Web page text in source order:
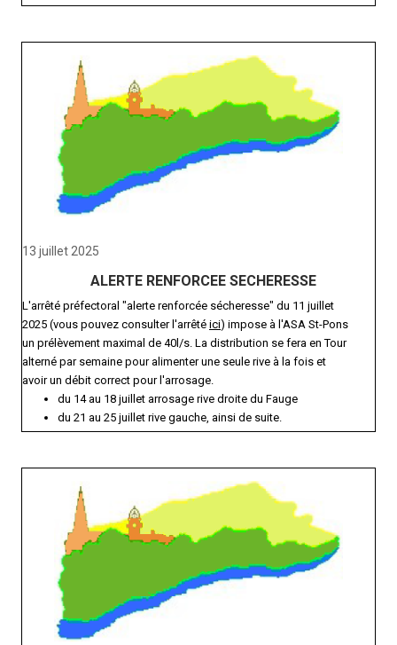
13 juillet 2025
ALERTE RENFORCEE SECHERESSE
L'arrêté préfectoral "alerte renforcée sécheresse" du 11 juillet
2025 (vous pouvez consulter l'arrêté ici) impose à l'ASA St-Pons
un prélèvement maximal de 40l/s. La distribution se fera en Tour
alterné par semaine pour alimenter une seule rive à la fois et
avoir un débit correct pour l'arrosage.
du 14 au 18 juillet arrosage rive droite du Fauge
du 21 au 25 juillet rive gauche, ainsi de suite.